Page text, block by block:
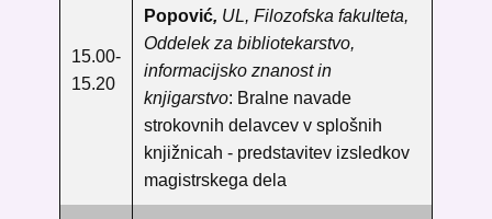
15.00-
15.20
Popović, UL, Filozofska fakulteta,
Oddelek za bibliotekarstvo,
informacijsko znanost in
knjigarstvo: Bralne navade
strokovnih delavcev v splošnih
knjižnicah - predstavitev izsledkov
magistrskega dela